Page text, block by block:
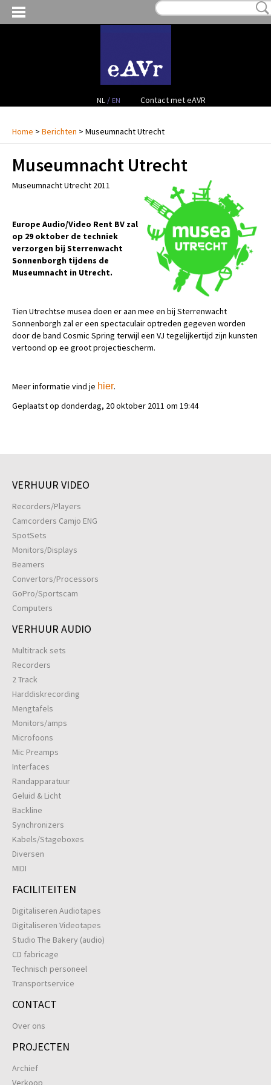
NL / EN Contact met eAVR
MIJN VERLANGLIJST:€ 0,00(0)
CONTACT
PROJECTEN
VERKOOP
OCCASION GEAR
Home > Berichten > Museumnacht Utrecht
Museumnacht Utrecht
Museumnacht Utrecht 2011
Europe Audio/Video Rent BV zal
op 29 oktober de techniek
verzorgen bij Sterrenwacht
Sonnenborgh tijdens de
Museumnacht in Utrecht.
Tien Utrechtse musea doen er aan mee en bij Sterrenwacht
Sonnenborgh zal er een spectaculair optreden gegeven worden
door de band Cosmic Spring terwijl een VJ tegelijkertijd zijn kunsten
vertoond op ee groot projectiescherm.
Meer informatie vind je hier.
Geplaatst op donderdag, 20 oktober 2011 om 19:44
VERHUUR VIDEO
Recorders/Players
Camcorders Camjo ENG
SpotSets
Monitors/Displays
Beamers
Convertors/Processors
GoPro/Sportscam
Computers
VERHUUR AUDIO
Multitrack sets
Recorders
2 Track
Harddiskrecording
Mengtafels
Monitors/amps
Microfoons
Mic Preamps
Interfaces
Randapparatuur
Geluid & Licht
Backline
Synchronizers
Kabels/Stageboxes
Diversen
MIDI
FACILITEITEN
Digitaliseren Audiotapes
Digitaliseren Videotapes
Studio The Bakery (audio)
CD fabricage
Technisch personeel
Transportservice
CONTACT
Over ons
PROJECTEN
Archief
Verkoop